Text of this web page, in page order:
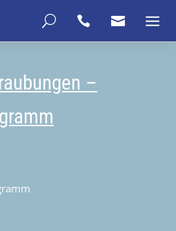
 
U
–